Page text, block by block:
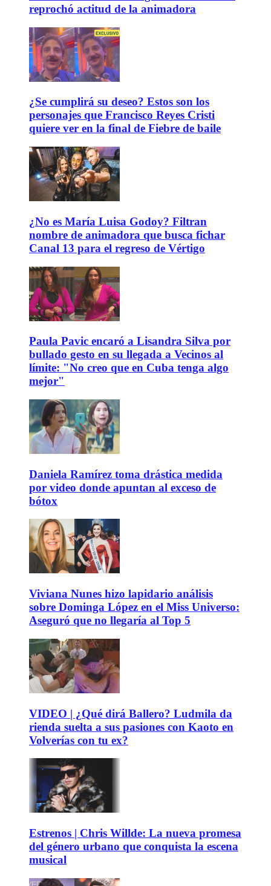
reprochó actitud de la animadora
¿Se cumplirá su deseo? Estos son los
personajes que Francisco Reyes Cristi
quiere ver en la final de Fiebre de baile
¿No es María Luisa Godoy? Filtran
nombre de animadora que busca fichar
Canal 13 para el regreso de Vértigo
Paula Pavic encaró a Lisandra Silva por
bullado gesto en su llegada a Vecinos al
límite: "No creo que en Cuba tenga algo
mejor"
Daniela Ramírez toma drástica medida
por video donde apuntan al exceso de
bótox
Viviana Nunes hizo lapidario análisis
sobre Dominga López en el Miss Universo:
Aseguró que no llegaría al Top 5
VIDEO | ¿Qué dirá Ballero? Ludmila da
rienda suelta a sus pasiones con Kaoto en
Volverías con tu ex?
Estrenos | Chris Willde: La nueva promesa
del género urbano que conquista la escena
musical